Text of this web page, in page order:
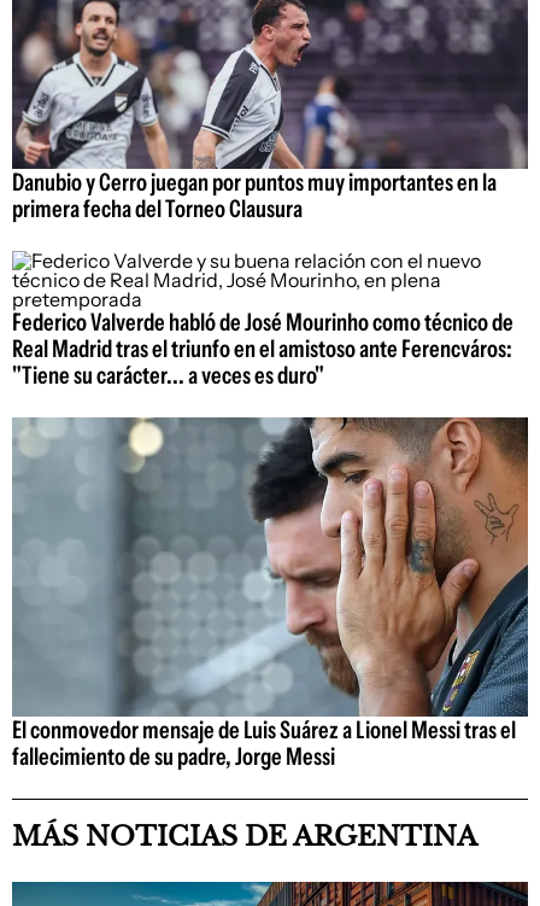
Danubio y Cerro juegan por puntos muy importantes en la
primera fecha del Torneo Clausura
Federico Valverde habló de José Mourinho como técnico de
Real Madrid tras el triunfo en el amistoso ante Ferencváros:
"Tiene su carácter... a veces es duro"
El conmovedor mensaje de Luis Suárez a Lionel Messi tras el
fallecimiento de su padre, Jorge Messi
MÁS NOTICIAS DE ARGENTINA